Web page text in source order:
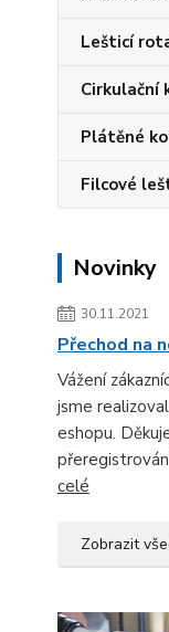
Lešticí
Cirkulační
Plátěné
Filcové
Novinky
30.11.2021
Přechod na
Vážení
jsme
eshopu.
celé
Zobrazit